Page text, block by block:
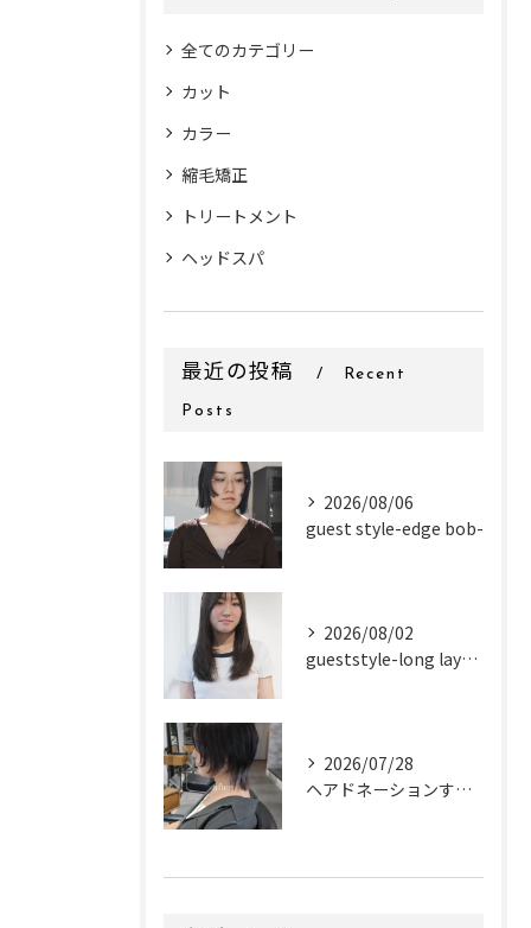
全てのカテゴリー
カット
カラー
縮毛矯正
トリートメント
ヘッドスパ
最近の投稿 Recent
Posts
2026/08/06
guest style-edge bob-
2026/08/02
gueststyle-long layer-
2026/07/28
ヘアドネーションするお客様✂